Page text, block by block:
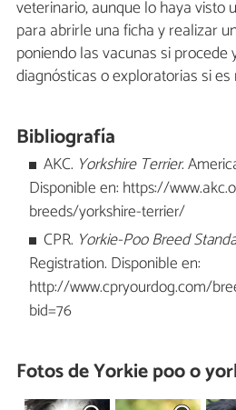
veterinario, aunque lo haya visto
para abrirle una ficha y realizar
poniendo las vacunas si
diagnósticas o exploratorias si es
Bibliografía
AKC. Yorkshire Terrier.
Disponible en: https://
breeds/yorkshire-terrier/
CPR. Yorkie-Poo Breed
Registration. Disponible en:
http://www.cpryourdog.com/
bid=76
Fotos de Yorkie poo o